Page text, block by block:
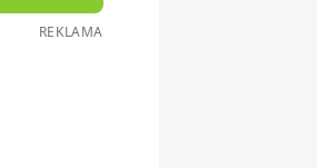
REKLAMA